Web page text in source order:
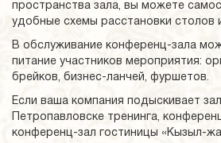
пространства зала, вы можете
удобные схемы расстановки столов
В обслуживание конференц-зала
питание участников мероприятия:
брейков, бизнес-ланчей, фуршетов.
Если ваша компания подыскивает
Петропавловске тренинга,
конференц-зал гостиницы «Кызыл-